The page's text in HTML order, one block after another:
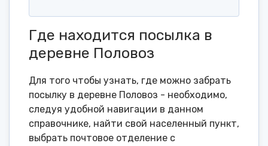
Где находится посылка в
деревне Половоз
Для того чтобы узнать, где можно забрать
посылку в деревне Половоз - необходимо,
следуя удобной навигации в данном
справочнике, найти свой населенный пункт,
выбрать почтовое отделение с